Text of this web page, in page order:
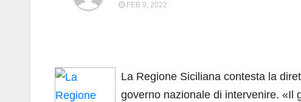
FEB 9, 2022
La Regione Siciliana contesta la
governo nazionale di intervenire. «Il